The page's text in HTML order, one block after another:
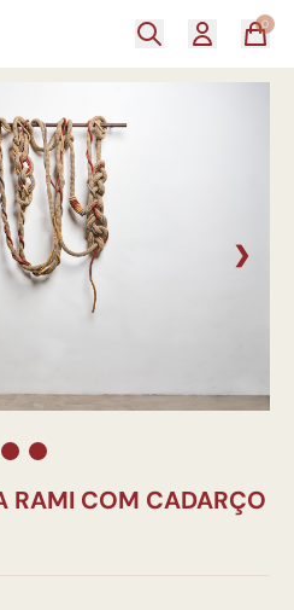
0
❯
RAMI COM CADARÇO